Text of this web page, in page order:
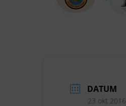
DATUM
23 okt 2016